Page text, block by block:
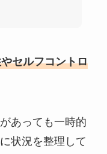
セルフコントロ
あっても一時的
状況を整理して